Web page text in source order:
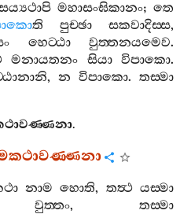
මහාසංඝිකානං; තෙ
ති පුච‍්ඡා සකවාදිස‍්ස,
හෙට‍්ඨා වුත‍්තනයමෙව.
මනායතනං සියා විපාකො.
, න විපාකො. තස‍්මා
.
නාම හොති, තත්‍ථ යස‍්මා
වුත‍්තං, තස‍්මා